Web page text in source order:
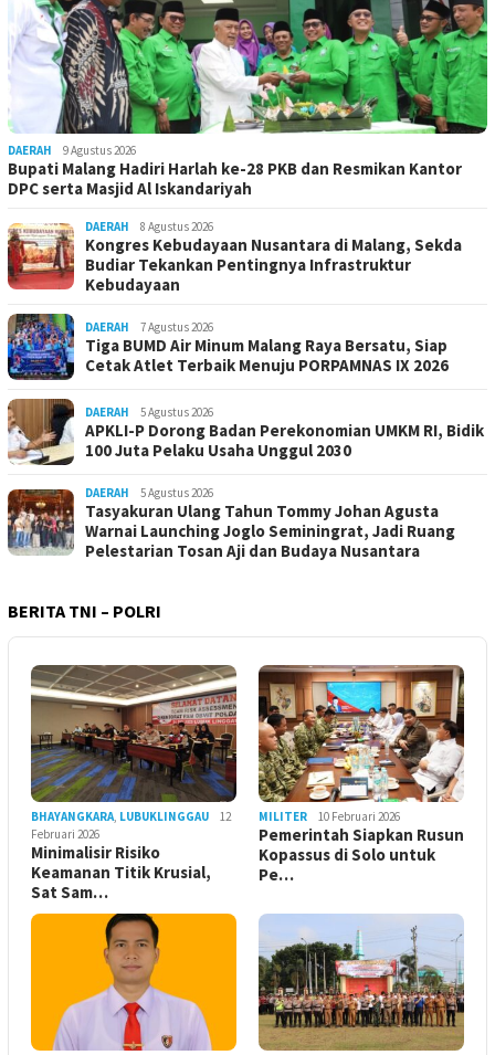
DAERAH 9 Agustus 2026
Bupati Malang Hadiri Harlah ke-28 PKB dan Resmikan Kantor
DPC serta Masjid Al Iskandariyah
DAERAH 8 Agustus 2026
Kongres Kebudayaan Nusantara di Malang, Sekda
Budiar Tekankan Pentingnya Infrastruktur
Kebudayaan
DAERAH 7 Agustus 2026
Tiga BUMD Air Minum Malang Raya Bersatu, Siap
Cetak Atlet Terbaik Menuju PORPAMNAS IX 2026
DAERAH 5 Agustus 2026
APKLI-P Dorong Badan Perekonomian UMKM RI, Bidik
100 Juta Pelaku Usaha Unggul 2030
DAERAH 5 Agustus 2026
Tasyakuran Ulang Tahun Tommy Johan Agusta
Warnai Launching Joglo Seminingrat, Jadi Ruang
Pelestarian Tosan Aji dan Budaya Nusantara
BERITA TNI – POLRI
BHAYANGKARA LUBUKLINGGAU
12
Februari 2026
Minimalisir Risiko
Keamanan Titik Krusial,
Sat Sam…
MILITER 10 Februari 2026
Pemerintah Siapkan Rusun
Kopassus di Solo untuk
Pe…